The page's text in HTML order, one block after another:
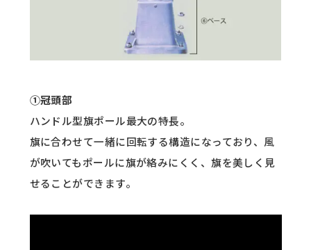
①冠頭部
ハンドル型旗ポール最大の特長。
旗に合わせて一緒に回転する構造になっており、風
が吹いてもポールに旗が絡みにくく、旗を美しく見
せることができます。